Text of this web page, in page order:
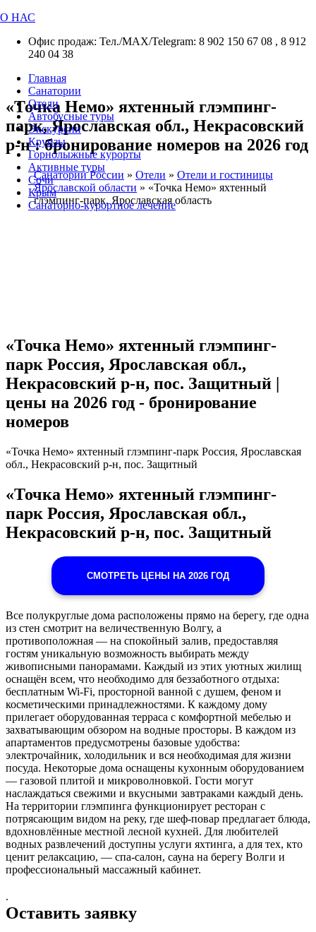
О НАС
Офис продаж: Тел./МАХ/Telegram: 8 902 150 67 08 , 8 912
240 04 38
Главная
Санатории
Отели
Автобусные туры
Экскурсии
Круизы
Горнолыжные курорты
Активные туры
Сочи
Крым
Санаторно-курортное лечение
«Точка Немо» яхтенный глэмпинг-
парк, Ярославская обл., Некрасовский
р-н : бронирование номеров на 2026 год
Санатории России » Отели » Отели и гостиницы
Ярославской области » «Точка Немо» яхтенный
глэмпинг-парк, Ярославская область
«Точка Немо» яхтенный глэмпинг-
парк Россия, Ярославская обл.,
Некрасовский р-н, пос. Защитный |
цены на 2026 год - бронирование
номеров
«Точка Немо» яхтенный глэмпинг-парк Россия, Ярославская
обл., Некрасовский р-н, пос. Защитный
«Точка Немо» яхтенный глэмпинг-
парк Россия, Ярославская обл.,
Некрасовский р-н, пос. Защитный
СМОТРЕТЬ ЦЕНЫ НА 2026 ГОД
Все полукруглые дома расположены прямо на берегу, где одна
из стен смотрит на величественную Волгу, а
противоположная — на спокойный залив, предоставляя
гостям уникальную возможность выбирать между
живописными панорамами. Каждый из этих уютных жилищ
оснащён всем, что необходимо для беззаботного отдыха:
бесплатным Wi-Fi, просторной ванной с душем, феном и
косметическими принадлежностями. К каждому дому
прилегает оборудованная терраса с комфортной мебелью и
захватывающим обзором на водные просторы. В каждом из
апартаментов предусмотрены базовые удобства:
электрочайник, холодильник и вся необходимая для жизни
посуда. Некоторые дома оснащены кухонным оборудованием
— газовой плитой и микроволновкой. Гости могут
наслаждаться свежими и вкусными завтраками каждый день.
На территории глэмпинга функционирует ресторан с
потрясающим видом на реку, где шеф-повар предлагает блюда,
вдохновлённые местной лесной кухней. Для любителей
водных развлечений доступны услуги яхтинга, а для тех, кто
ценит релаксацию, — спа-салон, сауна на берегу Волги и
профессиональный массажный кабинет.
.
Оставить заявку